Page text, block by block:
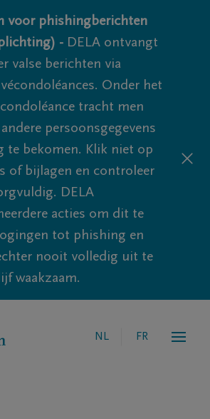
voor phishingberichten
- DELA ontvangt
valse berichten via
Onder het
tracht men
persoonsgegevens
te bekomen. Klik niet op
of bijlagen en controleer
DELA
acties om dit te
tot phishing en
nooit volledig uit te
waakzaam.
NL FR